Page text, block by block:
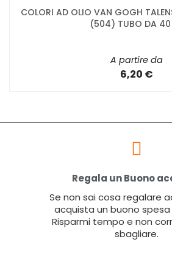
COLORI AD OLIO VAN GOGH
(504) TUBO DA 40
A partire da
6,20 €
Regala un Buono
Se non sai cosa regalare
acquista un buono spesa
Risparmi tempo e non
sbagliare.